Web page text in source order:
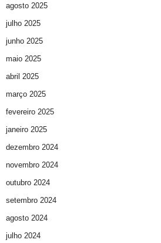
agosto 2025
julho 2025
junho 2025
maio 2025
abril 2025
março 2025
fevereiro 2025
janeiro 2025
dezembro 2024
novembro 2024
outubro 2024
setembro 2024
agosto 2024
julho 2024